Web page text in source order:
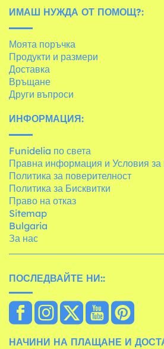
ИМАШ НУЖДА ОТ ПОМОЩ?:
Моята поръчка
Продукти и размери
Доставка
Връщане
Други въпроси
ИНФОРМАЦИЯ:
Funidelia по света
Правна информация и Условия за
Политика за поверителност
Политика за Бисквитки
Право на отказ
Sitemap
Bulgaria
За нас
ПОСЛЕДВАЙТЕ НИ::
НАЧИНИ НА ПЛАЩАНЕ И